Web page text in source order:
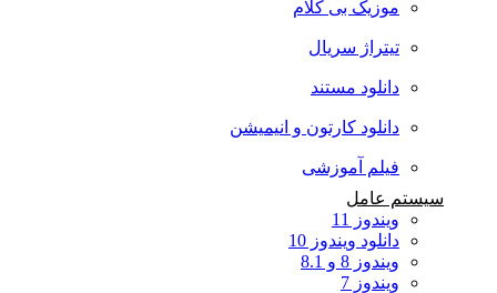
موزیک بی کلام
تیتراژ سریال
دانلود مستند
دانلود کارتون و انیمیشن
فیلم آموزشی
سیستم عامل
ویندوز 11
دانلود ویندوز 10
ویندوز 8 و 8.1
ویندوز 7